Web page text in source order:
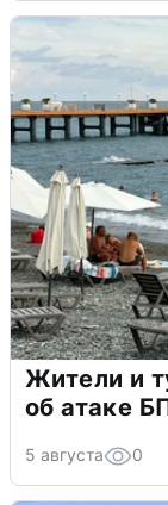
Жители и
об атаке
5 августа 0